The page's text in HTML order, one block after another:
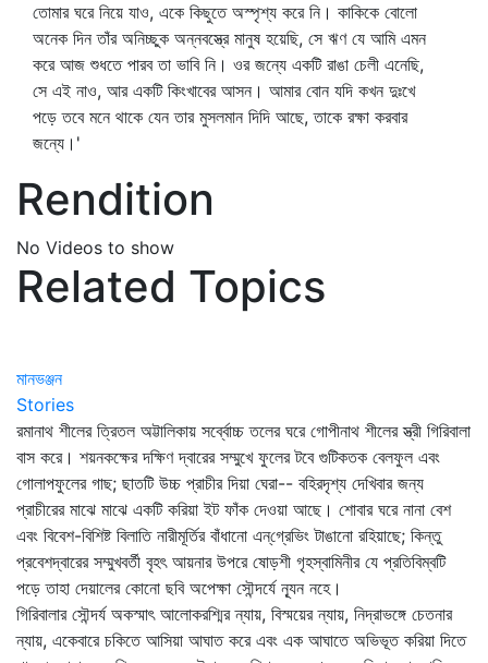
তোমার ঘরে নিয়ে যাও, একে কিছুতে অস্পৃশ্য করে নি। কাকিকে বোলো
অনেক দিন তাঁর অনিচ্ছুক অন্নবস্ত্রে মানুষ হয়েছি, সে ঋণ যে আমি এমন
করে আজ শুধতে পারব তা ভাবি নি। ওর জন্যে একটি রাঙা চেলী এনেছি,
সে এই নাও, আর একটি কিংখাবের আসন। আমার বোন যদি কখন দুঃখে
পড়ে তবে মনে থাকে যেন তার মুসলমান দিদি আছে, তাকে রক্ষা করবার
জন্যে।'
Rendition
No Videos to show
Related Topics
মানভঞ্জন
Stories
রমানাথ শীলের ত্রিতল অট্টালিকায় সর্ব্বোচ্চ তলের ঘরে গোপীনাথ শীলের স্ত্রী গিরিবালা
বাস করে। শয়নকক্ষের দক্ষিণ দ্বারের সম্মুখে ফুলের টবে গুটিকতক বেলফুল এবং
গোলাপফুলের গাছ; ছাতটি উচ্চ প্রাচীর দিয়া ঘেরা-- বহিরদৃশ্য দেখিবার জন্য
প্রাচীরের মাঝে মাঝে একটি করিয়া ইট ফাঁক দেওয়া আছে। শোবার ঘরে নানা বেশ
এবং বিবেশ-বিশিষ্ট বিলাতি নারীমূর্তির বাঁধানো এন্‌গ্রেভিং টাঙানো রহিয়াছে; কিন্তু
প্রবেশদ্বারের সম্মুখবর্তী বৃহৎ আয়নার উপরে ষোড়শী গৃহস্বামিনীর যে প্রতিবিম্বটি
পড়ে তাহা দেয়ালের কোনো ছবি অপেক্ষা সৌন্দর্যে ন্যূন নহে।
গিরিবালার সৌন্দর্য অকস্মাৎ আলোকরশ্মির ন্যায়, বিস্ময়ের ন্যায়, নিদ্রাভঙ্গে চেতনার
ন্যায়, একেবারে চকিতে আসিয়া আঘাত করে এবং এক আঘাতে অভিভূত করিয়া দিতে